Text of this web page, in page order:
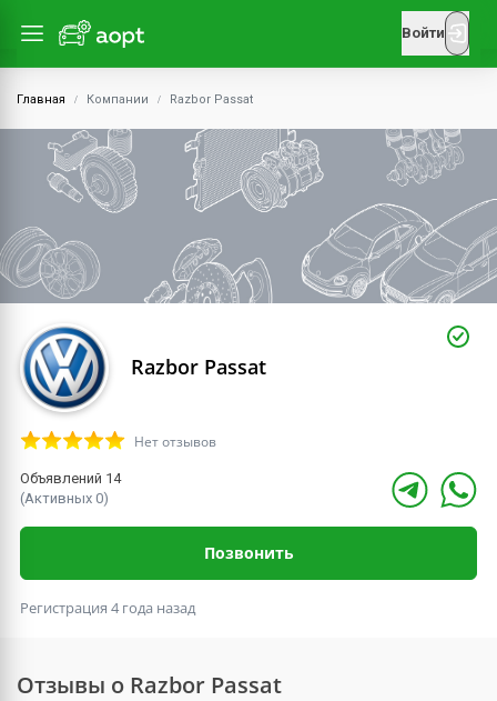
Войти
Главная Компании Razbor Passat
Razbor Passat
Нет отзывов
Объявлений 14
(Активных 0)
Позвонить
Регистрация 4 года назад
Отзывы о Razbor Passat